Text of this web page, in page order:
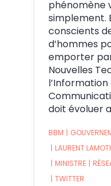
phénomène
simplement.
conscients
d’hommes
emporter
Nouvelles
doit évoluer
BBM |
| LAURENT
| MINISTRE |
| TWITTER